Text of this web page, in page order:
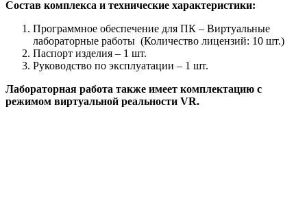
Состав комплекса и технические характеристики:
Программное обеспечение для ПК – Виртуальные
лабораторные работы (Количество лицензий: 10 шт.)
Паспорт изделия – 1 шт.
Руководство по эксплуатации – 1 шт.
Лабораторная работа также имеет комплектацию с
режимом виртуальной реальности VR.